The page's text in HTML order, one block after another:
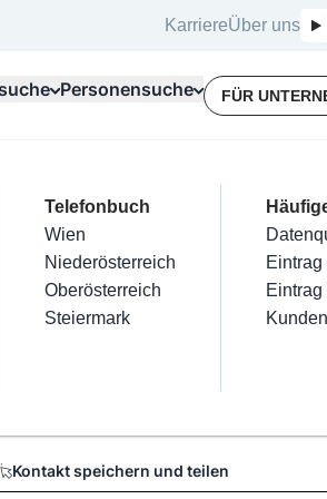
KarriereÜber uns
Kategorien
Friseur
Nägel
Haarentfernung
Make-Up
Für
Kostenlose
Top Branchen
Elektriker
Installateure
Maler & Lackierer
Branchen A-Z
Mein
Eintrag
Eintrag
Eintrag
Eintrag
Personensuche
Telefonbuch
Wien
Niederösterreich
Oberösterreich
Steiermark
Eintrag
FÜR
Öffnungszeiten
Kontakt speichern und teilen